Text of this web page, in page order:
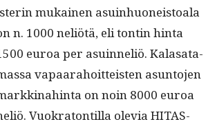
mukainen asuin­huoneis­toala
n. 1000 neliötä, eli ton­tin hin­ta
euroa per asuin­neliö. Kalasa­ta­
vapaara­hoit­teis­ten asun­to­jen
on noin 8000 euroa
Vuokra­ton­til­la ole­via HITAS-